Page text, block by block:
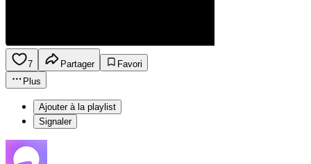
7 Partager
Favori
Plus
Ajouter à la playlist
Signaler